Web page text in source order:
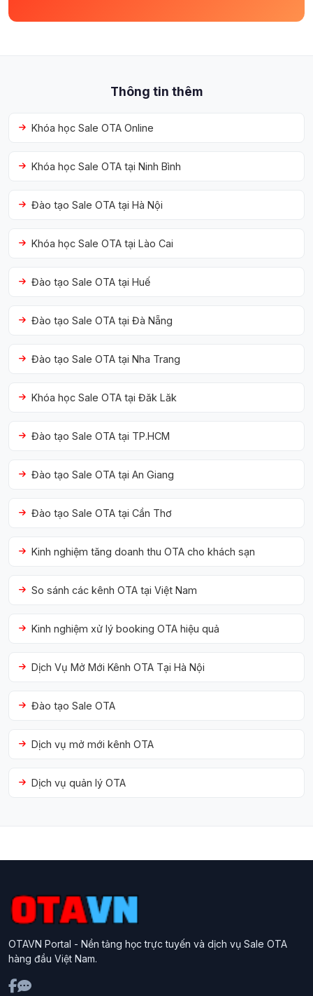
Thông tin thêm
Khóa học Sale OTA Online
Khóa học Sale OTA tại Ninh Bình
Đào tạo Sale OTA tại Hà Nội
Khóa học Sale OTA tại Lào Cai
Đào tạo Sale OTA tại Huế
Đào tạo Sale OTA tại Đà Nẵng
Đào tạo Sale OTA tại Nha Trang
Khóa học Sale OTA tại Đăk Lăk
Đào tạo Sale OTA tại TP.HCM
Đào tạo Sale OTA tại An Giang
Đào tạo Sale OTA tại Cần Thơ
Kinh nghiệm tăng doanh thu OTA cho khách sạn
So sánh các kênh OTA tại Việt Nam
Kinh nghiệm xử lý booking OTA hiệu quả
Dịch Vụ Mở Mới Kênh OTA Tại Hà Nội
Đào tạo Sale OTA
Dịch vụ mở mới kênh OTA
Dịch vụ quản lý OTA
OTAVN Portal - Nền tảng học trực tuyến và dịch vụ Sale OTA
hàng đầu Việt Nam.